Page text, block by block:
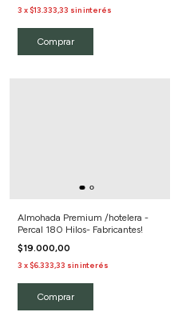
3 x$13.333,33 sin interés
Almohada Premium /hotelera -
Percal 180 Hilos- Fabricantes!
$19.000,00
3 x$6.333,33 sin interés